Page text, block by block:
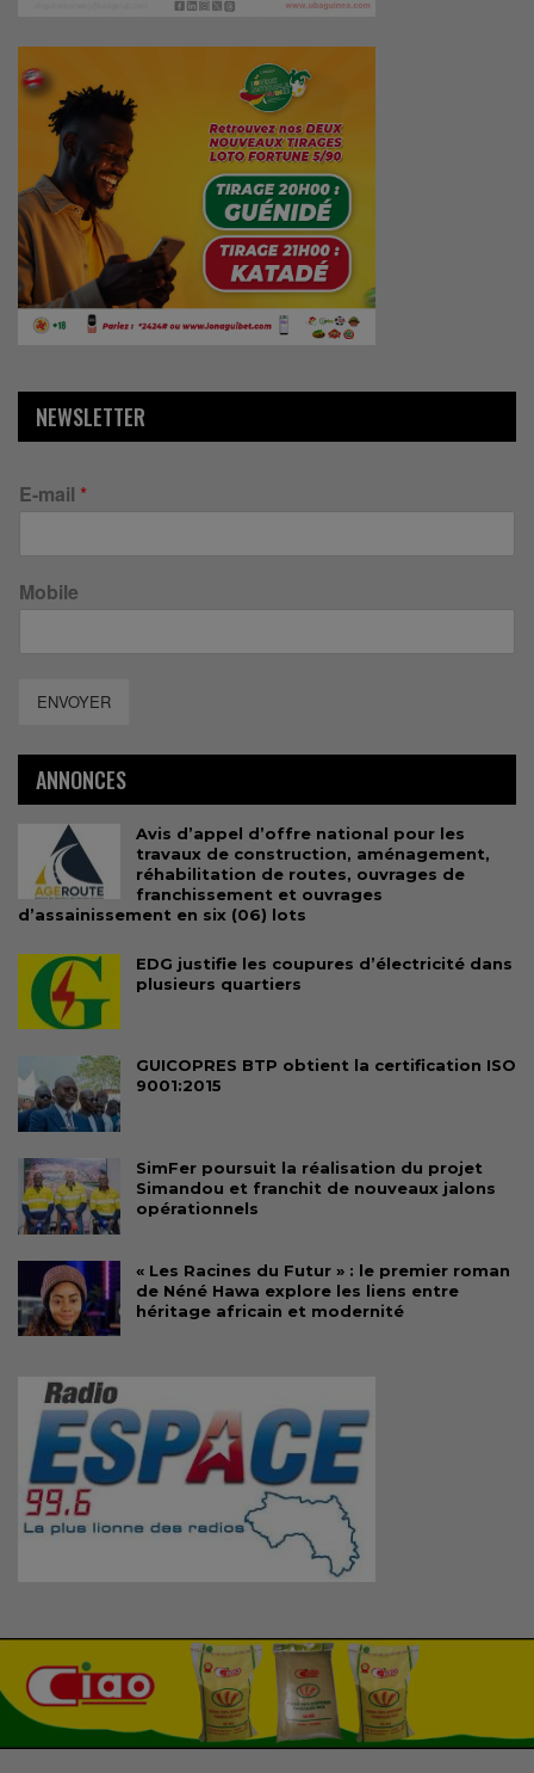
NEWSLETTER
E-mail *
Mobile
ENVOYER
ANNONCES
Avis d’appel d’offre national pour les
travaux de construction, aménagement,
réhabilitation de routes, ouvrages de
franchissement et ouvrages
d’assainissement en six (06) lots
EDG justifie les coupures d’électricité dans
plusieurs quartiers
GUICOPRES BTP obtient la certification ISO
9001:2015
SimFer poursuit la réalisation du projet
Simandou et franchit de nouveaux jalons
opérationnels
« Les Racines du Futur » : le premier roman
de Néné Hawa explore les liens entre
héritage africain et modernité